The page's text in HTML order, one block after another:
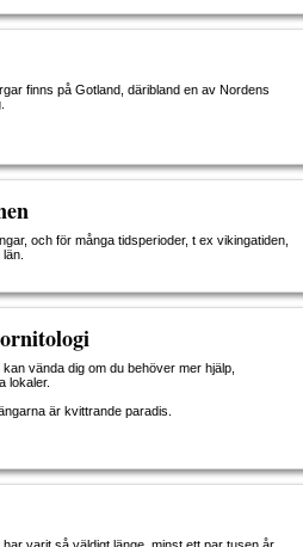
finns på Gotland, däribland en av Nordens
och för många tidsperioder, t ex vikingatiden,
vända dig om du behöver mer hjälp,
lokaler.
är kvittrande paradis.